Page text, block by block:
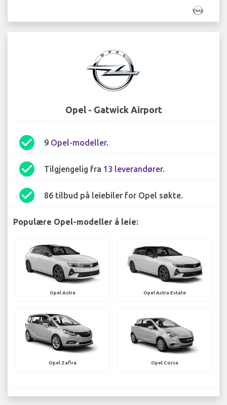
Opel - Gatwick Airport
check_circle 9 Opel-modeller.
check_circle Tilgjengelig fra 13 leverandører.
check_circle 86 tilbud på leiebiler for Opel søkte.
Populære Opel-modeller å leie:
Opel Astra Opel Astra Estate
Opel Zafira Opel Corsa